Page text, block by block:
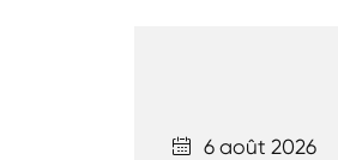
 6 août 2026